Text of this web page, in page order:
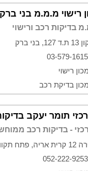
רישוי מ.מ.מ בני ברק
בדיקות רכב ורישוי
ברק
03-579-1615
מכון רישוי
מכון בדיקת רכב
תומר יעקב
- בדיקות רכב
פתח תקווה
052-222-9253